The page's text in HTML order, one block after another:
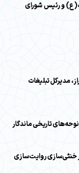
و رئیس شورای
مدیرکل تبلیغات
تاریخی ماندگار
خنثی‌سازی روایت‌سازی